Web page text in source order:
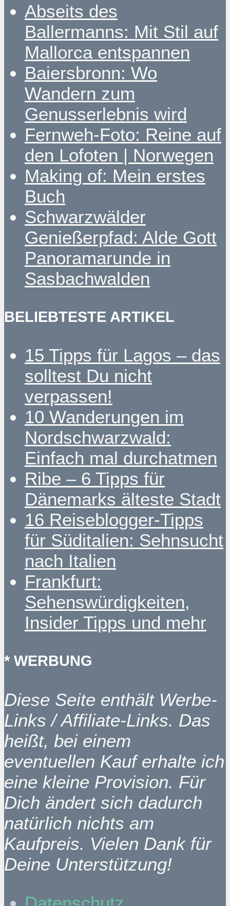
Abseits des
Ballermanns: Mit Stil auf
Mallorca entspannen
Baiersbronn: Wo
Wandern zum
Genusserlebnis wird
Fernweh-Foto: Reine auf
den Lofoten | Norwegen
Making of: Mein erstes
Buch
Schwarzwälder
Genießerpfad: Alde Gott
Panoramarunde in
Sasbachwalden
BELIEBTESTE ARTIKEL
15 Tipps für Lagos – das
solltest Du nicht
verpassen!
10 Wanderungen im
Nordschwarzwald:
Einfach mal durchatmen
Ribe – 6 Tipps für
Dänemarks älteste Stadt
16 Reiseblogger-Tipps
für Süditalien: Sehnsucht
nach Italien
Frankfurt:
Sehenswürdigkeiten,
Insider Tipps und mehr
* WERBUNG
Diese Seite enthält Werbe-
Links / Affiliate-Links. Das
heißt, bei einem
eventuellen Kauf erhalte ich
eine kleine Provision. Für
Dich ändert sich dadurch
natürlich nichts am
Kaufpreis. Vielen Dank für
Deine Unterstützung!